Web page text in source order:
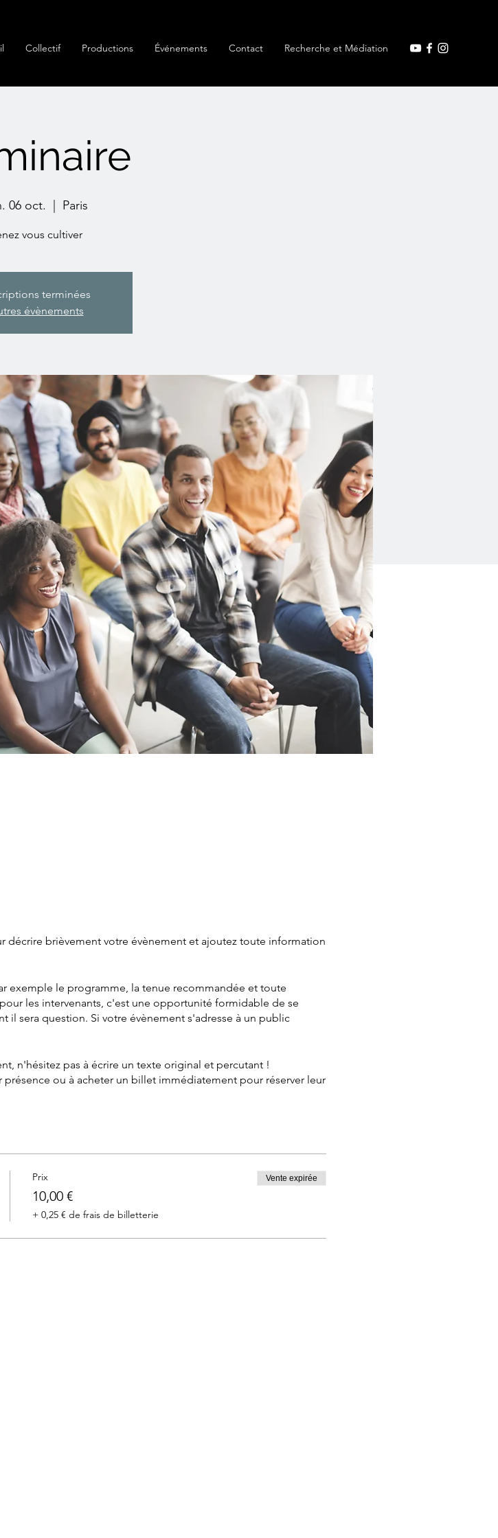
Collectif Productions Événements Contact Recherche et Médiation
06 oct. Paris
vous cultiver
terminées
évènements
décrire brièvement votre évènement et ajoutez toute information
exemple le programme, la tenue recommandée et toute
les intervenants, c'est une opportunité formidable de se
il sera question. Si votre évènement s'adresse à un public
n'hésitez pas à écrire un texte original et percutant !
présence ou à acheter un billet immédiatement pour réserver leur
Prix
10,00 €
+ 0,25 € de frais de billetterie
Vente expirée